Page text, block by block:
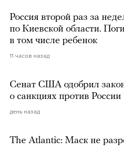
Россия второй раз за
по Киевской области.
в том числе ребенок
11 часов назад
Сенат США одобрил
о санкциях против России
день назад
The Atlantic: Маск не